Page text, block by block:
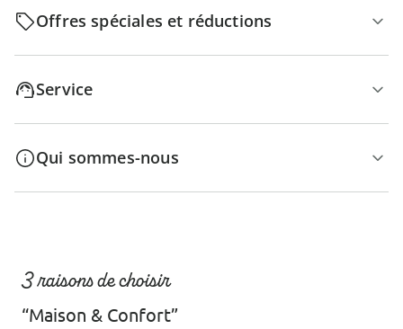
Offres spéciales et réductions
Service
Qui sommes-nous
3 raisons de choisir
“Maison & Confort”